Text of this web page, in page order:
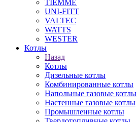
TIEMME
UNI-FITT
VALTEC
WATTS
WESTER
Котлы
Назад
Котлы
Дизельные котлы
Комбинированные котлы
Напольные газовые котлы
Настенные газовые котлы
Промышленные котлы